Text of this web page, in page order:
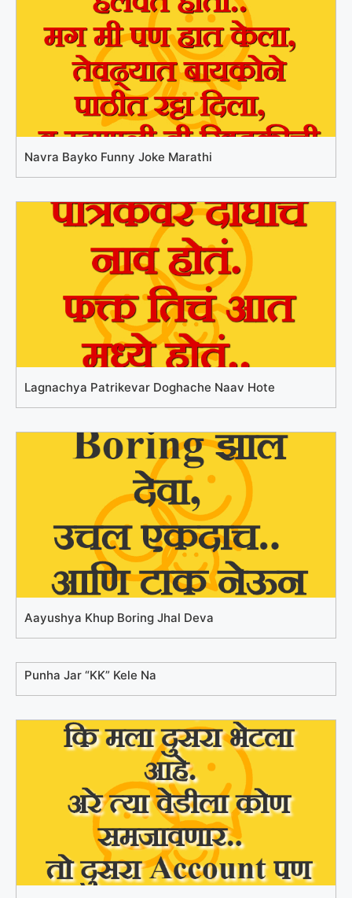
Navra Bayko Funny Joke Marathi
Lagnachya Patrikevar Doghache Naav Hote
Aayushya Khup Boring Jhal Deva
Punha Jar “KK” Kele Na